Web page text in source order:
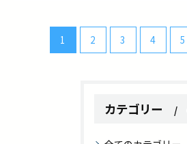
1 2 3 4 5
カテゴリー